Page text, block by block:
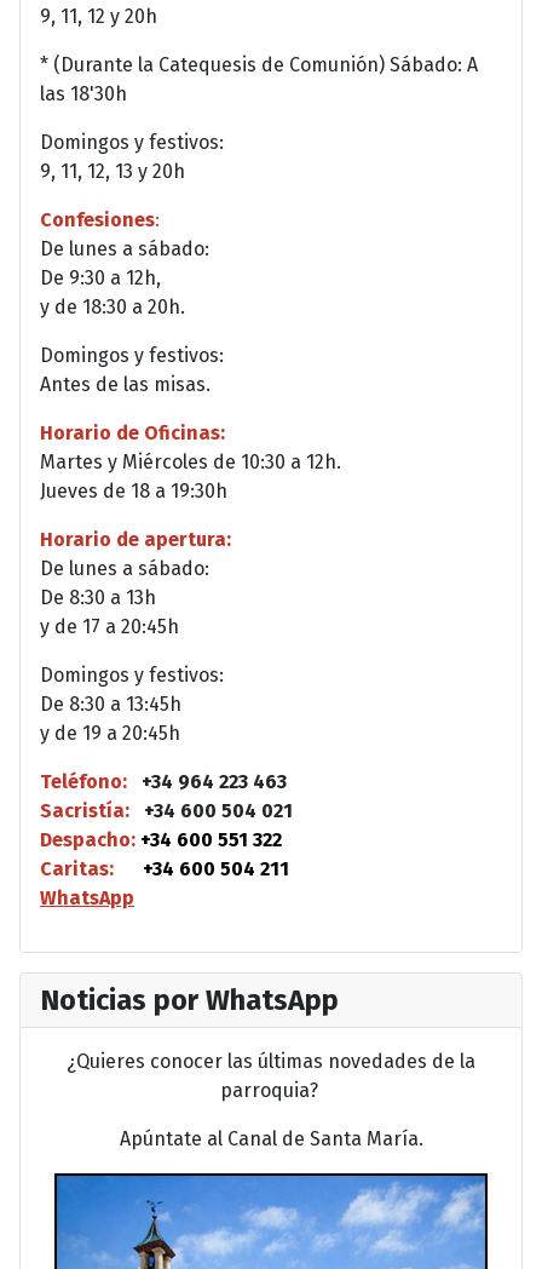
9, 11, 12 y 20h
* (Durante la Catequesis de Comunión) Sábado: A
las 18'30h
Domingos y festivos:
9, 11, 12, 13 y 20h
Confesiones:
De lunes a sábado:
De 9:30 a 12h,
y de 18:30 a 20h.
Domingos y festivos:
Antes de las misas.
Horario de Oficinas:
Martes y Miércoles de 10:30 a 12h.
Jueves de 18 a 19:30h
Horario de apertura:
De lunes a sábado:
De 8:30 a 13h
y de 17 a 20:45h
Domingos y festivos:
De 8:30 a 13:45h
y de 19 a 20:45h
Teléfono: +34 964 223 463
Sacristía: +34 600 504 021
Despacho: +34 600 551 322
Caritas: +34 600 504 211
WhatsApp
Noticias por WhatsApp
¿Quieres conocer las últimas novedades de la
parroquia?
Apúntate al Canal de Santa María.